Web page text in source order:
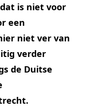
is niet voor
een
niet ver van
verder
de Duitse